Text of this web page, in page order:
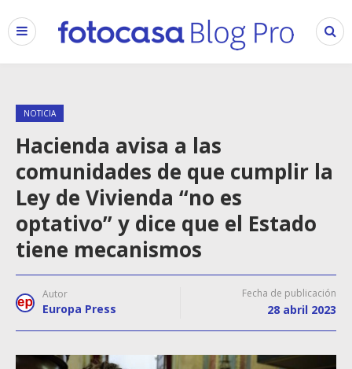
NOTICIA
Hacienda avisa a las
comunidades de que cumplir la
Ley de Vivienda “no es
optativo” y dice que el Estado
tiene mecanismos
Autor
Europa Press
Fecha de publicación
28 abril 2023